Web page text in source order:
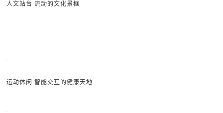
人文站台 流动的文化景框
运动休闲 智能交互的健康天地